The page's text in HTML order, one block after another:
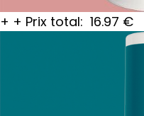
+ + Prix total: 16.97 €